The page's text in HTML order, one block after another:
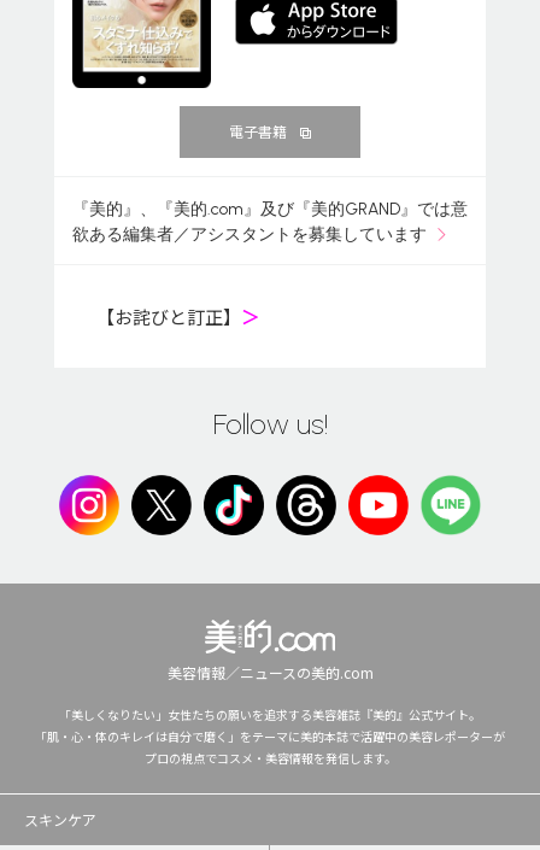
電子書籍
『美的』、『美的.com』及び『美的GRAND』では意
欲ある編集者／アシスタントを募集しています
【お詫びと訂正】 ＞
Follow us!
美容情報／ニュースの美的.com
「美しくなりたい」女性たちの願いを追求する美容雑誌『美的』公式サイト。
「肌・心・体のキレイは自分で磨く」をテーマに美的本誌で活躍中の美容レポーターが
プロの視点でコスメ・美容情報を発信します。
スキンケア